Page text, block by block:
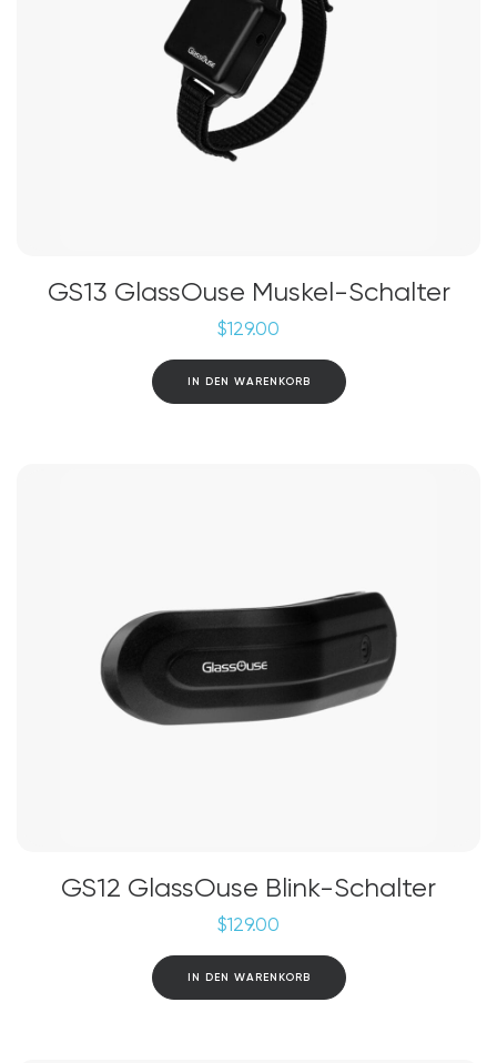
GS13 GlassOuse Muskel-Schalter
$129.00
IN DEN WARENKORB
GS12 GlassOuse Blink-Schalter
$129.00
IN DEN WARENKORB